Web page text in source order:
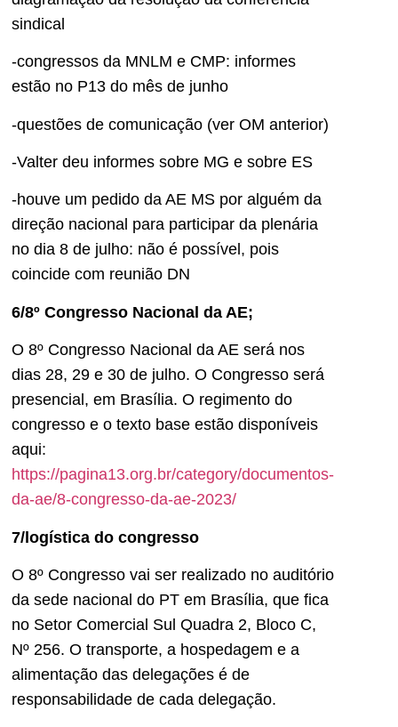
sindical
-congressos da MNLM e CMP: informes
estão no P13 do mês de junho
-questões de comunicação (ver OM anterior)
-Valter deu informes sobre MG e sobre ES
-houve um pedido da AE MS por alguém da
direção nacional para participar da plenária
no dia 8 de julho: não é possível, pois
coincide com reunião DN
6/8º Congresso Nacional da AE;
O 8º Congresso Nacional da AE será nos
dias 28, 29 e 30 de julho. O Congresso será
presencial, em Brasília. O regimento do
congresso e o texto base estão disponíveis
aqui:
https://pagina13.org.br/category/documentos-
da-ae/8-congresso-da-ae-2023/
7/logística do congresso
O 8º Congresso vai ser realizado no auditório
da sede nacional do PT em Brasília, que fica
no Setor Comercial Sul Quadra 2, Bloco C,
Nº 256. O transporte, a hospedagem e a
alimentação das delegações é de
responsabilidade de cada delegação.